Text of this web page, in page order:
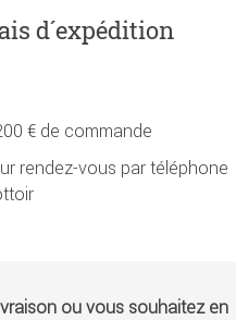
d´expédition
€ de commande
rendez-vous par téléphone
ou vous souhaitez en